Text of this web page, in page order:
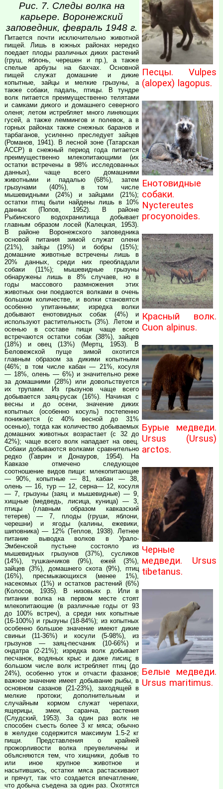
Рис. 7. Следы волка на
карьере. Воронежский
заповедник, февраль 1948 г.
Питается почти исключительно животной
пищей. Лишь в южных районах нередко
поедает плоды различных диких растений
(груш, яблонь, черешен и пр.), а также
спелые арбузы на бахчах. Основной
пищей служат домашние и дикие
копытные, зайцы и мелкие грызуны, а
также собаки, падаль, птицы. В тундре
волк питается преимущественно телятами
и самками дикого и домашнего северного
оленя; летом истребляет много линяющих
гусей, а также леммингов и полевок, а в
горных районах также снежных баранов и
тарбаганов, усиленно преследует зайцев
(Романов, 1941). В лесной зоне (Татарская
АССР) в снежный период года питается
преимущественно млекопитающими (их
остатки встречены в 98% исследованных
данных), чаще всего домашними
животными и падалью (68%), затем
грызунами (40%), в том числе
мышевидными (24%) и зайцами (21%);
остатки птиц были найдены лишь в 10%
данных (Попов, 1952). В районе
Рыбинского водохранилища добывает
главным образом лосей (Калецкая, 1953).
В районе Воронежского заповедника
основой питания зимой служат олени
(21%), зайцы (19%) и бобры (15%);
домашние животные встречены лишь в
20% данных, среди них преобладали
собаки (11%); мышевидные грызуны
обнаружены лишь в 8% случаев, но в
годы массового размножения этих
животных они поедаются волками в очень
большом количестве, и волки становятся
особенно упитанными; изредка волки
добывают енотовидных собак (4%) и
используют растительность (3%). Летом и
осенью в составе пищи чаще всего
встречаются остатки собак (38%), зайцев
(18%) и овец (13%) (Мертц, 1953). В
Беловежской пуще зимой охотится
главным образом за дикими копытными
(46%; в том числе кабан — 21%, косуля
— 18%, олень — 6%) и значительно реже
за домашними (28%) или довольствуется
их трупами. Из грызунов чаще всего
добывается заяц-русак (16%). Начиная с
весны и до осени, значение диких
копытных (особенно косуль) постепенно
понижается (с 40% весной до 31%
осенью), тогда как количество добываемых
домашних животных возрастает (с 32 до
42%); чаще всего волк нападает на овец.
Собаки добываются волками сравнительно
редко (Гаврин и Донауров, 1954). На
Кавказе отмечено следующее
соотношение видов пищи: млекопитающие
— 90%, копытные — 81, кабан — 38,
олень — 16, тур — 12, серна— 12, косуля
— 7, грызуны (заяц и мышевидные) — 9,
хищные (медведь, лисица, куница) — 3,
птицы (главным образом кавказский
тетерев) — 7, плоды (груши, яблони,
черешни) и ягоды (калины, ежевики,
шиповника) — 12% (Теплов, 1938). Летнее
питание выводка волков в Урало-
Эмбенской пустыне состояло из
мышевидных грызунов (37%), сусликов
(14%), тушканчиков (9%), ежей (3%),
зайцев (3%), домашнего скота (9%), птиц
(16%), пресмыкающихся (менее 1%),
насекомых (1%) и остатков растений (6%)
(Колосов, 1935). В низовьях р. Или в
питании волка на первом месте стоят
млекопитающие (в различные годы от 93
до 100% встреч), а среди них копытные
(16-100%) и грызуны (18-84%); из копытных
особенно большое значение имеют дикие
свиньи (11-36%) и косули (5-98%), из
грызунов — заяц-песчаник (10-66%) и
ондатра (2-21%); изредка волк добывает
песчанок, водяных крыс и даже лисиц; в
большом числе волк истребляет птиц (до
24%), особенно уток и отчасти фазанов;
важное значение имеет добывание рыбы, в
основном сазанов (21-23%), заходящей в
мелкие протоки; дополнительным и
случайным кормом служат черепахи,
ящерицы, змеи, саранча, растения
(Слудский, 1953). За один раз волк не
способен съесть более 3 кг мяса; обычно
в желудке содержится максимум 1.5-2 кг
пищи. Представления о крайней
прожорливости волка преувеличены и
объясняются тем, что хищники, добыв то
или иное крупное животное и
насытившись, остатки мяса растаскивают
и прячут, так что создается впечатление,
что добыча съедена за один раз. Охотятся
Песцы. Vulpes
(alopex) lagopus.
Енотовидные
собаки.
Nyctereutes
procyonoides.
Красный волк.
Cuon alpinus.
Бурые медведи.
Ursus (Ursus)
arctos.
Черные
медведи. Ursus
tibetanus.
Белые медведи.
Ursus maritimus.